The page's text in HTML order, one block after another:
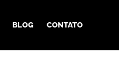
BLOG CONTATO